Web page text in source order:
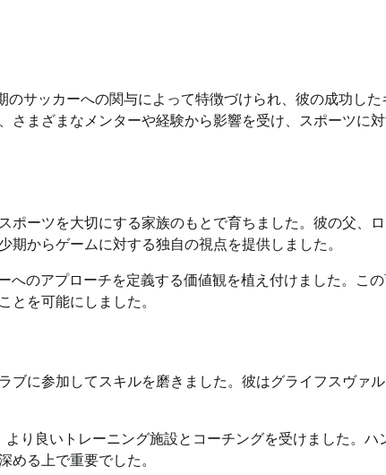
サッカーへの関与によって特徴づけられ、彼の成功した
さまざまなメンターや経験から影響を受け、スポーツに
ーツを大切にする家族のもとで育ちました。彼の父、
からゲームに対する独自の視点を提供しました。
へのアプローチを定義する価値観を植え付けました。こ
とを可能にしました。
ブに参加してスキルを磨きました。彼はグライフスヴァ
り良いトレーニング施設とコーチングを受けました。ハ
める上で重要でした。